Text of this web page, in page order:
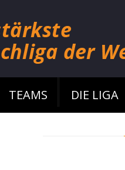
TEAMS DIE LIGA